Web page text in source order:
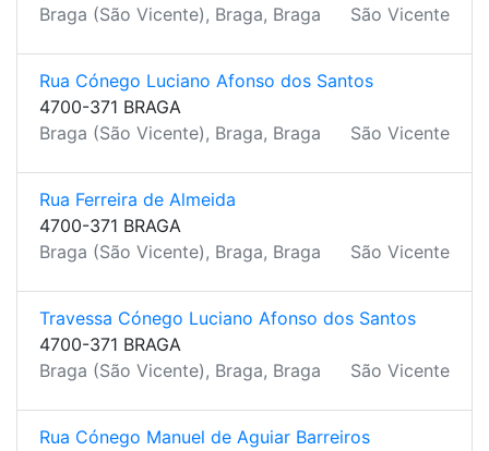
Braga (São Vicente), Braga, Braga
São Vicente
Rua Cónego Luciano Afonso dos Santos
4700-371 BRAGA
Braga (São Vicente), Braga, Braga
São Vicente
Rua Ferreira de Almeida
4700-371 BRAGA
Braga (São Vicente), Braga, Braga
São Vicente
Travessa Cónego Luciano Afonso dos Santos
4700-371 BRAGA
Braga (São Vicente), Braga, Braga
São Vicente
Rua Cónego Manuel de Aguiar Barreiros